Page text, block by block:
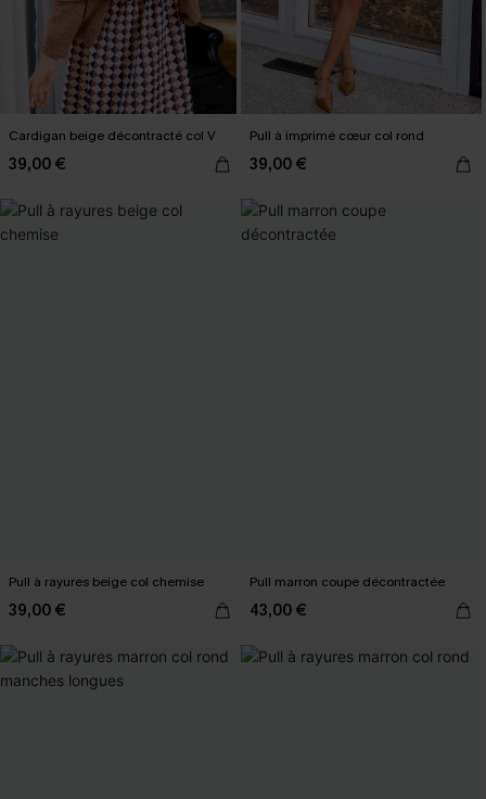
Cardigan beige décontracté col V
39,00 €
Pull à imprimé cœur col rond
39,00 €
Pull à rayures beige col chemise
39,00 €
Pull marron coupe décontractée
43,00 €